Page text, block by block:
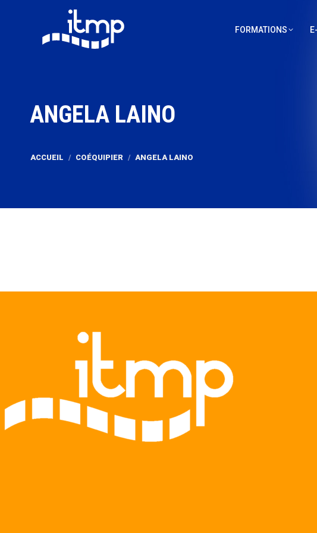
FORMATIONS
ANGELA LAINO
ACCUEIL COÉQUIPIER ANGELA LAINO